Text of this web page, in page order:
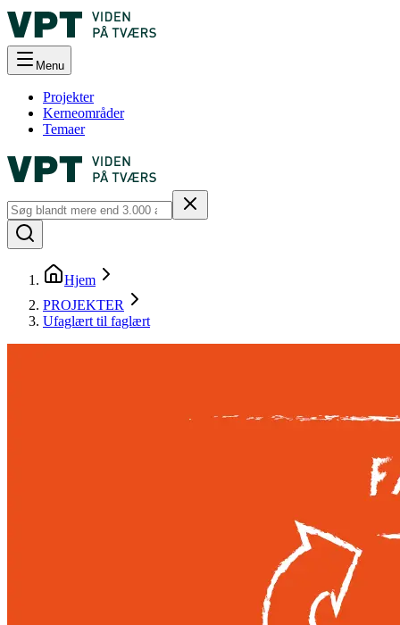
Menu
Projekter
Kerneområder
Temaer
Hjem
PROJEKTER
Ufaglært til faglært